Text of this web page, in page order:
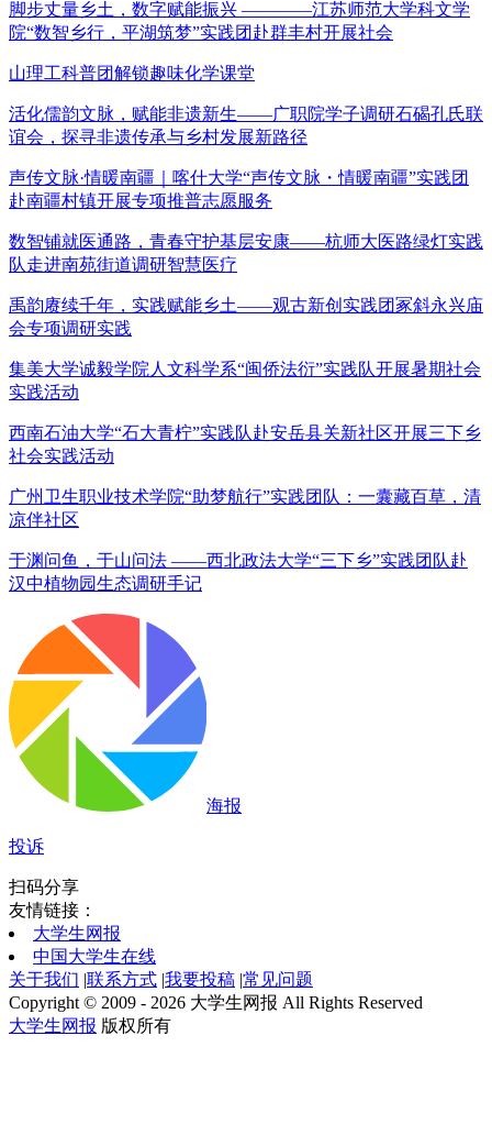
脚步丈量乡土，数字赋能振兴 ————江苏师范大学科文学
院“数智乡行，平湖筑梦”实践团赴群丰村开展社会
山理工科普团解锁趣味化学课堂
活化儒韵文脉，赋能非遗新生——广职院学子调研石碣孔氏联
谊会，探寻非遗传承与乡村发展新路径
声传文脉·情暖南疆｜喀什大学“声传文脉・情暖南疆”实践团
赴南疆村镇开展专项推普志愿服务
数智铺就医通路，青春守护基层安康——杭师大医路绿灯实践
队走进南苑街道调研智慧医疗
禹韵赓续千年，实践赋能乡土——观古新创实践团冢斜永兴庙
会专项调研实践
集美大学诚毅学院人文科学系“闽侨法衍”实践队开展暑期社会
实践活动
西南石油大学“石大青柠”实践队赴安岳县关新社区开展三下乡
社会实践活动
广州卫生职业技术学院“助梦航行”实践团队：一囊藏百草，清
凉伴社区
于渊问鱼，于山问法 ——西北政法大学“三下乡”实践团队赴
汉中植物园生态调研手记
海报
投诉
扫码分享
友情链接：
大学生网报
中国大学生在线
关于我们 |联系方式 |我要投稿 |常见问题
Copyright © 2009 - 2026 大学生网报 All Rights Reserved
大学生网报 版权所有